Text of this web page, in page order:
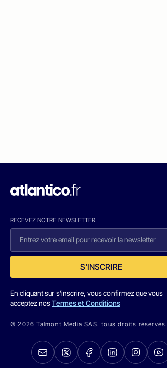
RECEVEZ NOTRE NEWSLETTER
S'INSCRIRE
En cliquant sur s'inscrire, vous confirmez que vous
acceptez nosTermes et Conditions
© 2026 Talmont Media SAS. tous droits réservés.